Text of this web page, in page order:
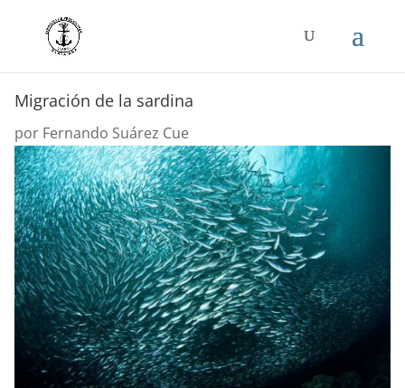
Migración de la sardina
por Fernando Suárez Cue